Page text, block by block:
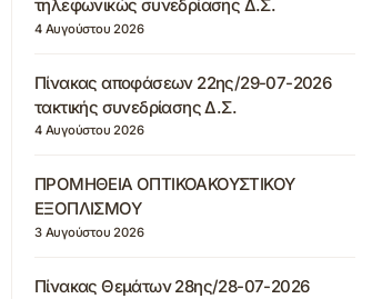
τηλεφωνικώς συνεδρίασης Δ.Σ.
4 Αυγούστου 2026
Πίνακας αποφάσεων 22ης/29-07-2026
τακτικής συνεδρίασης Δ.Σ.
4 Αυγούστου 2026
ΠΡΟΜΗΘΕΙΑ ΟΠΤΙΚΟΑΚΟΥΣΤΙΚΟΥ
ΕΞΟΠΛΙΣΜΟΥ
3 Αυγούστου 2026
Πίνακας Θεμάτων 28ης/28-07-2026